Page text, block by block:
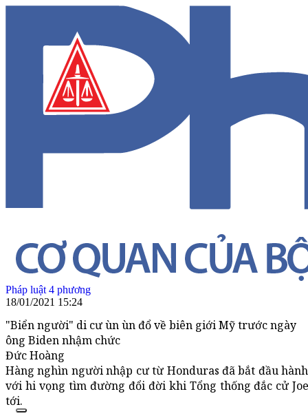
Pháp luật 4 phương
18/01/2021 15:24
"Biển người" di cư ùn ùn đổ về biên giới Mỹ trước ngày
ông Biden nhậm chức
Đức Hoàng
Hàng nghìn người nhập cư từ Honduras đã bắt đầu
với hi vọng tìm đường đổi đời khi Tổng thống đắc cử
tới.